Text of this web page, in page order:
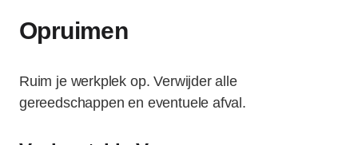
Opruimen
Ruim je werkplek op. Verwijder alle
gereedschappen en eventuele afval.